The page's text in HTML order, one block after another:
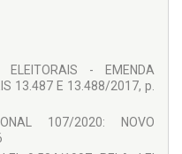
ELEITORAIS - EMENDA
13.487 E 13.488/2017, p.
107/2020: NOVO